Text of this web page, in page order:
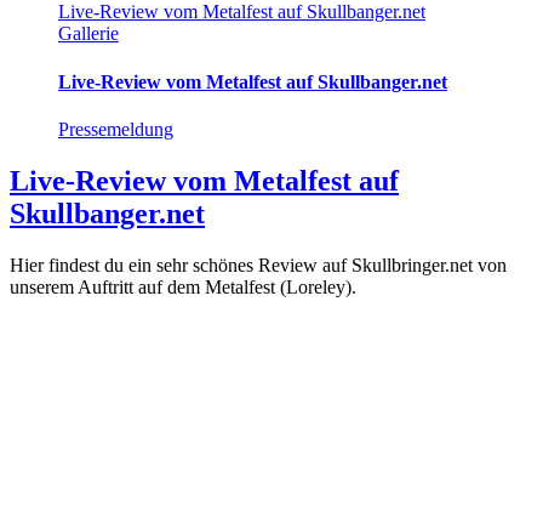
Live-Review vom Metalfest auf Skullbanger.net
Gallerie
Live-Review vom Metalfest auf Skullbanger.net
Pressemeldung
Live-Review vom Metalfest auf
Skullbanger.net
Hier findest du ein sehr schönes Review auf Skullbringer.net von
unserem Auftritt auf dem Metalfest (Loreley).